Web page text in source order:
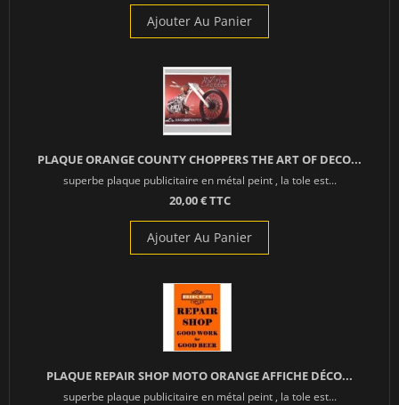
Ajouter Au Panier
PLAQUE ORANGE COUNTY CHOPPERS THE ART OF DECO...
superbe plaque publicitaire en métal peint , la tole est...
20,00 € TTC
Ajouter Au Panier
PLAQUE REPAIR SHOP MOTO ORANGE AFFICHE DÉCO...
superbe plaque publicitaire en métal peint , la tole est...